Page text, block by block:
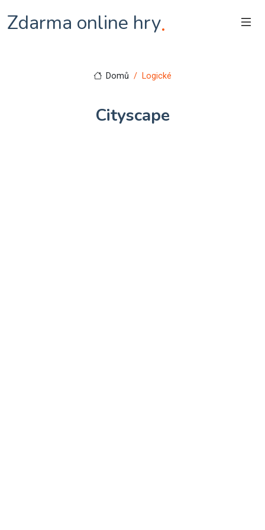
Zdarma online hry.
Domů Logické
Cityscape